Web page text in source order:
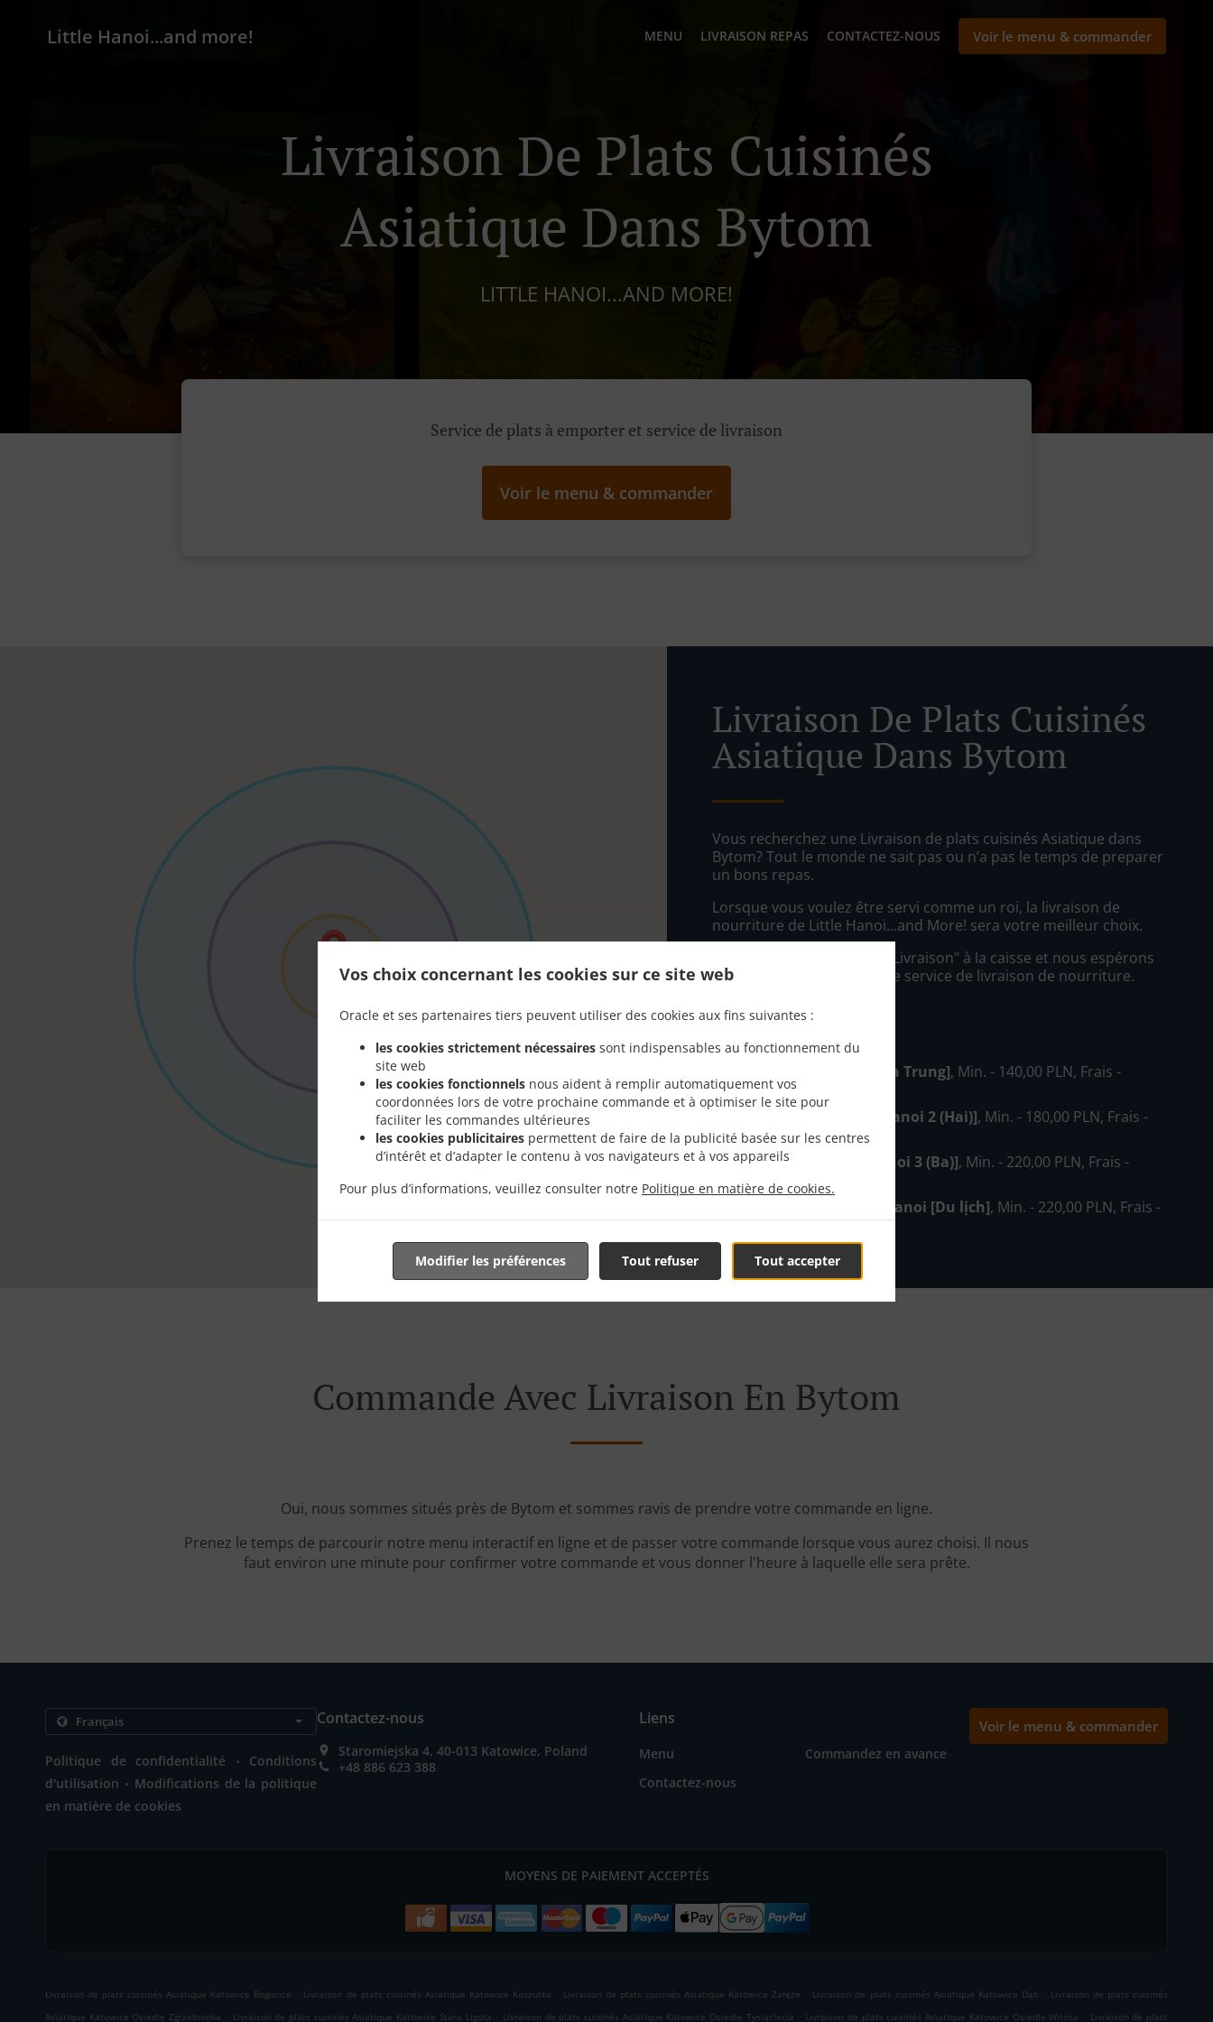
Vos choix concernant les cookies sur ce site web
Oracle et ses partenaires tiers peuvent utiliser des cookies aux fins suivantes :
les cookies strictement nécessaires sont indispensables au fonctionnement du
site web
les cookies fonctionnels nous aident à remplir automatiquement vos
coordonnées lors de votre prochaine commande et à optimiser le site pour
faciliter les commandes ultérieures
les cookies publicitaires permettent de faire de la publicité basée sur les centres
d’intérêt et d’adapter le contenu à vos navigateurs et à vos appareils
Pour plus d’informations, veuillez consulter notre Politique en matière de cookies.
Tout accepter
Tout refuser
Modifier les préférences
Little Hanoi...and more! MENU LIVRAISON REPAS CONTACTEZ-NOUS Voir le menu & commander
Livraison De Plats Cuisinés
Asiatique Dans Bytom
LITTLE HANOI...AND MORE!
Service de plats à emporter et service de livraison
Voir le menu & commander
Livraison De Plats Cuisinés
Asiatique Dans Bytom
Vous recherchez une Livraison de plats cuisinés Asiatique dans
Bytom? Tout le monde ne sait pas ou n’a pas le temps de preparer
un bons repas.
Lorsque vous voulez être servi comme un roi, la livraison de
nourriture de Little Hanoi...and More! sera votre meilleur choix.
Sélectionnez simplement "Livraison" à la caisse et nous espérons
que vous apprécierez notre service de livraison de nourriture.
Frais de livraison
1. Blisko Hanoi [Hai Ba Trung], Min. - 140,00 PLN, Frais -
28,00 PLN
2. Daleko od Hanoi [Hanoi 2 (Hai)], Min. - 180,00 PLN, Frais -
38,00 PLN
3. Dalej od Hanoi [Hanoi 3 (Ba)], Min. - 220,00 PLN, Frais -
48,00 PLN
3. Bardzo Daleko od Hanoi [Du lịch], Min. - 220,00 PLN, Frais -
88,00 PLN
Commande Avec Livraison En Bytom
Oui, nous sommes situés près de Bytom et sommes ravis de prendre votre commande en ligne.
Prenez le temps de parcourir notre menu interactif en ligne et de passer votre commande lorsque vous aurez choisi. Il nous
faut environ une minute pour confirmer votre commande et vous donner l'heure à laquelle elle sera prête.
Politique de confidentialité .
Conditions
d'utilisation . Modifications de la politique
en matière de cookies
Contactez-nous
Staromiejska 4, 40-013 Katowice, Poland
+48 886 623 388
Liens
Menu
Commandez en avance
Contactez-nous
Voir le menu & commander
MOYENS DE PAIEMENT ACCEPTÉS
Livraison de plats cuisinés Asiatique Katowice Bogucice . Livraison de plats cuisinés Asiatique Katowice Koszutka . Livraison de plats cuisinés Asiatique Katowice Załęże . Livraison de plats cuisinés Asiatique Katowice Dąb . Livraison de plats cuisinés
Asiatique Katowice Osiedle Zgrzebnioka . Livraison de plats cuisinés Asiatique Katowice Stara Ligota . Livraison de plats cuisinés Asiatique Katowice Osiedle Tysiąclecia . Livraison de plats cuisinés Asiatique Katowice Osiedle Witosa . Livraison de plats